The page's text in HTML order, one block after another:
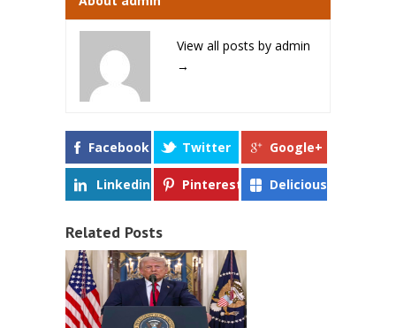
View all posts by admin
→
Facebook Twitter Google+
Linkedin Pinterest Delicious
Related Posts